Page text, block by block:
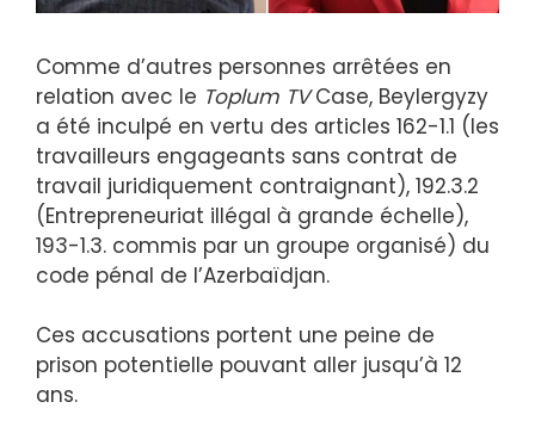
Comme d’autres personnes arrêtées en
relation avec le Toplum TVCase, Beylergyzy
a été inculpé en vertu des articles 162-1.1 (les
travailleurs engageants sans contrat de
travail juridiquement contraignant), 192.3.2
(Entrepreneuriat illégal à grande échelle),
193-1.3. commis par un groupe organisé) du
code pénal de l’Azerbaïdjan.
Ces accusations portent une peine de
prison potentielle pouvant aller jusqu’à 12
ans.